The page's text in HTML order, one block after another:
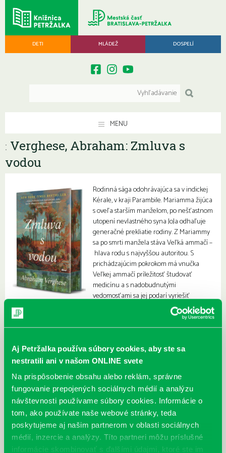
Aj Petržalka používa súbory cookies, aby ste sa
nestratili ani v našom ONLINE svete
Na prispôsobenie obsahu alebo reklám, správne
fungovanie prepojených sociálnych médií a analýzu
návštevnosti používame súbory cookies. Informácie o
tom, ako používate naše webové stránky, teda
poskytujeme aj našim partnerom v oblasti sociálnych
médií, inzercie a analýzy. Títo partneri môžu príslušné
informácie skombinovať s ďalšími údajmi, ktoré ste im
DETI MLÁDEŽ DOSPELÍ
MENU
: Verghese, Abraham: Zmluva s
vodou
Rodinná sága odohrávajúca sa v indickej
Kérale, v kraji Parambile. Mariamma žijúca
s oveľa starším manželom, po nešťastnom
utopení nevlastného syna JoJa odhaľuje
generačné prekliatie rodiny. Z Mariammy
sa po smrti manžela stáva Veľká ammačí –
hlava rodu s najvyššou autoritou. S
prichádzajúcim pokrokom má vnučka
Veľkej ammačí príležitosť študovať
medicínu a s nadobudnutými
vedomosťami sa jej podarí vyriešiť